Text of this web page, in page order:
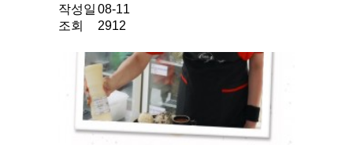
작성일 08-11
조회
2912